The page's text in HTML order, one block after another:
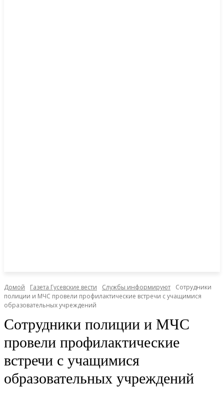
Домой Газета Гусевские вести Службы информируют
Сотрудники
полиции и МЧС провели профилактические встречи с учащимися
образовательных учреждений
Сотрудники полиции и МЧС
провели профилактические
встречи с учащимися
образовательных учреждений